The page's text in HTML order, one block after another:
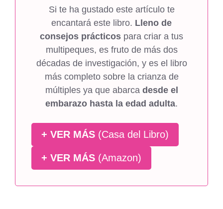
Si te ha gustado este artículo te
encantará este libro. Lleno de
consejos prácticos para criar a tus
multipeques, es fruto de más dos
décadas de investigación, y es el libro
más completo sobre la crianza de
múltiples ya que abarca desde el
embarazo hasta la edad adulta.
+ VER MÁS (Casa del Libro)
+ VER MÁS (Amazon)